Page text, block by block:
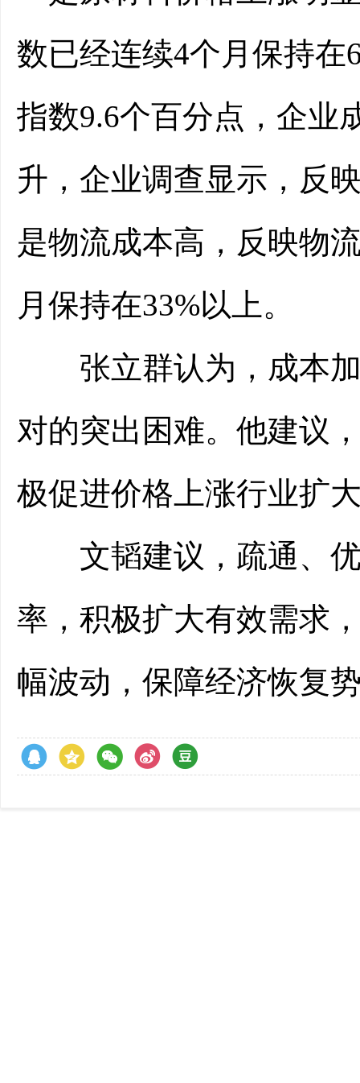
数已经连续4个月保持在
指数9.6个百分点，企业
升，企业调查显示，反
是物流成本高，反映物
月保持在33%以上。
张立群认为，成本加
对的突出困难。他建议
极促进价格上涨行业扩
文韬建议，疏通、优
率，积极扩大有效需求
幅波动，保障经济恢复